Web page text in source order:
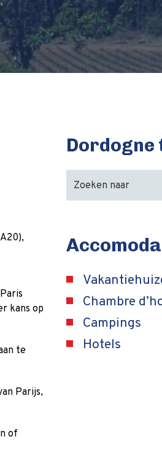
kans op
te
Parijs,
of
Dordogne
Chambre
Campings
Hotels